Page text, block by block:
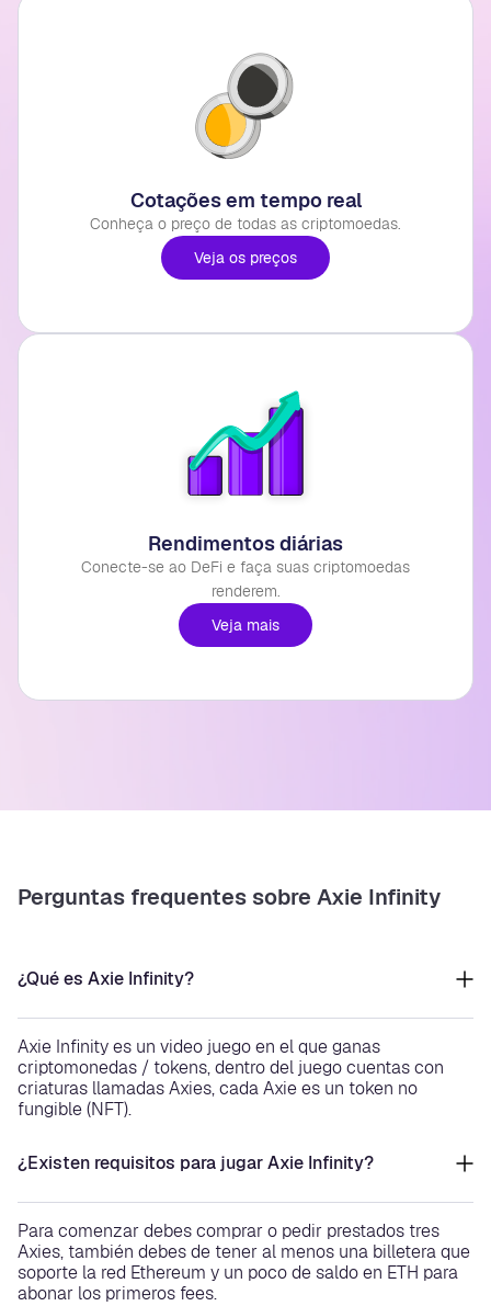
Cotações em tempo real
Conheça o preço de todas as criptomoedas.
Veja os preços
Rendimentos diárias
Conecte-se ao DeFi e faça suas criptomoedas
renderem.
Veja mais
Perguntas frequentes sobre Axie Infinity
¿Qué es Axie Infinity?
Axie Infinity es un video juego en el que ganas
criptomonedas / tokens, dentro del juego cuentas con
criaturas llamadas Axies, cada Axie es un token no
fungible (NFT).
¿Existen requisitos para jugar Axie Infinity?
Para comenzar debes comprar o pedir prestados tres
Axies, también debes de tener al menos una billetera que
soporte la red Ethereum y un poco de saldo en ETH para
abonar los primeros fees.